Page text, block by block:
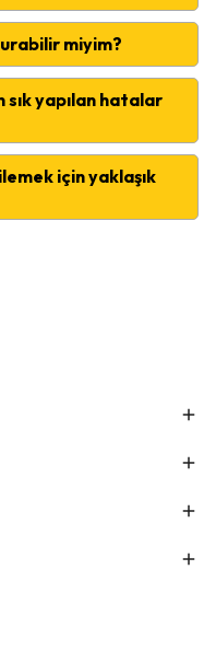
miyim?
yapılan hatalar
için yaklaşık